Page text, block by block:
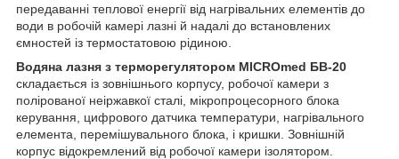
передаванні теплової енергії від нагрівальних елементів до
води в робочій камері лазні й надалі до встановлених
ємностей із термостатовою рідиною.
Водяна лазня з терморегулятором MICROmed БВ-20
складається із зовнішнього корпусу, робочої камери з
полірованої неіржавкої сталі, мікропроцесорного блока
керування, цифрового датчика температури, нагрівального
елемента, перемішувального блока, і кришки. Зовнішній
корпус відокремлений від робочої камери ізолятором.